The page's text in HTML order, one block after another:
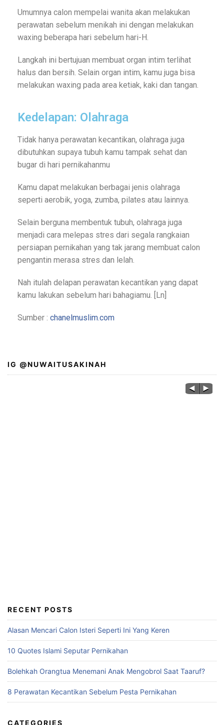
Umumnya calon mempelai wanita akan melakukan
perawatan sebelum menikah ini dengan melakukan
waxing beberapa hari sebelum hari-H.
Langkah ini bertujuan membuat organ intim terlihat
halus dan bersih. Selain organ intim, kamu juga bisa
melakukan waxing pada area ketiak, kaki dan tangan.
Kedelapan: Olahraga
Tidak hanya perawatan kecantikan, olahraga juga
dibutuhkan supaya tubuh kamu tampak sehat dan
bugar di hari pernikahanmu
Kamu dapat melakukan berbagai jenis olahraga
seperti aerobik, yoga, zumba, pilates atau lainnya.
Selain berguna membentuk tubuh, olahraga juga
menjadi cara melepas stres dari segala rangkaian
persiapan pernikahan yang tak jarang membuat calon
pengantin merasa stres dan lelah.
Nah itulah delapan perawatan kecantikan yang dapat
kamu lakukan sebelum hari bahagiamu. [Ln]
Sumber : chanelmuslim.com
IG @NUWAITUSAKINAH
RECENT POSTS
Alasan Mencari Calon Isteri Seperti Ini Yang Keren
10 Quotes Islami Seputar Pernikahan
Bolehkah Orangtua Menemani Anak Mengobrol Saat Taaruf?
8 Perawatan Kecantikan Sebelum Pesta Pernikahan
CATEGORIES